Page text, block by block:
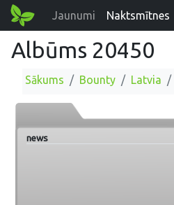
Jaunumi Naktsmītnes
Albūms 20450
Sākums Bounty Latvia
news